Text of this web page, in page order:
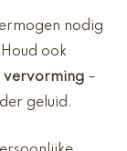
nodig
ook
vervorming –
geluid.